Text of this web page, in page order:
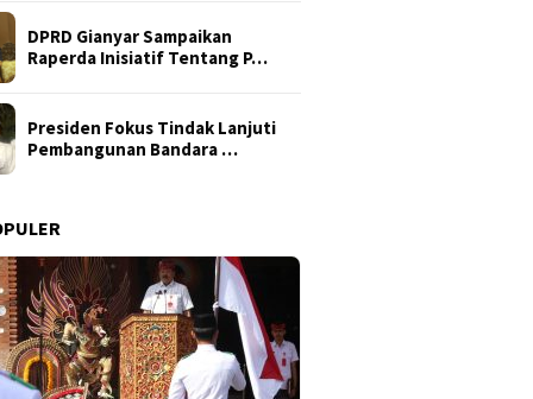
DPRD Gianyar Sampaikan
Raperda Inisiatif Tentang P…
Presiden Fokus Tindak Lanjuti
Pembangunan Bandara …